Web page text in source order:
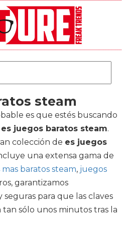
steam
es que estés buscando
es juegos baratos steam.
colección de es juegos
una extensa gama de
baratos steam, juegos
garantizamos
seguras para que las claves
tan sólo unos minutos tras la